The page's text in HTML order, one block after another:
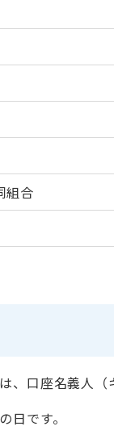
組合
、口座名義人（
日です。